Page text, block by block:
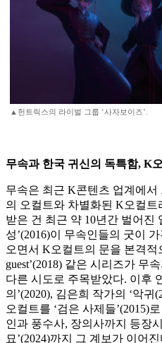
▲헌트릭스의 라이벌 그룹 ‘사자보이즈’.
무속과 한국 귀신의 독특함, K
무속은 최근 K콘텐츠 업계에
의 오컬트와 차별화된 K오컬
받은 건 최근 약 10년간 벌어진
성’(2016)이 무속인들의 굿이
오면서 K오컬트의 문을 본격적
guest’(2018) 같은 시리즈가 무
다른 시도로 주목받았다. 이후
의’(2020), 김은희 작가의 ‘악
오컬트를 ‘검은 사제들’(2015)
인과 풍수사, 장의사까지 등장
묘’(2024)까지 그 계보가 이어진